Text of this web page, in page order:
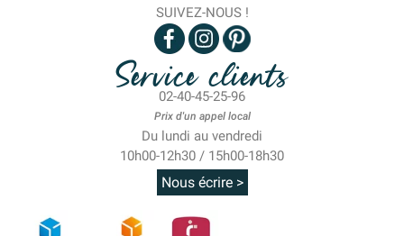
SUIVEZ-NOUS !
Service clients
02-40-45-25-96
Prix d'un appel local
Du lundi au vendredi
10h00-12h30 / 15h00-18h30
Nous écrire >